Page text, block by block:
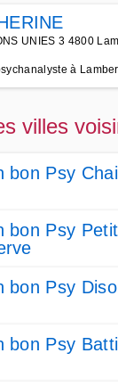
UNIES 3 4800
à
villes
bon Psy
bon Psy
bon Psy
bon Psy